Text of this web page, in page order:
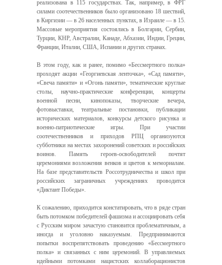
реализована в 115 государствах. Так, например, в ФРГ
силами соотечественников было организовано 18 шествий,
в Киргизии — в 26 населенных пунктах, в Израиле — в 15.
Массовые мероприятия состоялись в Болгарии, Сербии,
Турции, КНР, Австралии, Канаде, Абхазии, Индии, Греции,
Франции, Италии, США, Испании и других странах.
В этом году, как и ранее, помимо «Бессмертного полка»
проходят акции «Георгиевская ленточка», «Сад памяти»,
«Свеча памяти» и «Огонь памяти», тематические круглые
столы, научно-практические конференции, концерты
военной песни, кинопоказы, творческие вечера,
фотовыставки, театральные постановки, публикации
исторических материалов, конкурсы детского рисунка и
военно-патриотические игры. При участии
соотечественников и приходов РПЦ организуются
субботники на местах захоронений советских и российских
воинов. Память героев-освободителей почтят
церемониями возложения венков и цветов к мемориалам.
На базе представительств Россотрудничества и школ при
российских заграничных учреждениях проводится
«Диктант Победы».
К сожалению, приходится констатировать, что в ряде стран
быть потомком победителей фашизма и ассоциировать себя
с Русским миром зачастую становится проблематичным, а
иногда и уголовно наказуемым. Предпринимаются
попытки воспрепятствовать проведению «Бессмертного
полка» и связанных с ним церемоний. В управляемых
идейными потомками нацистских коллаборационистов